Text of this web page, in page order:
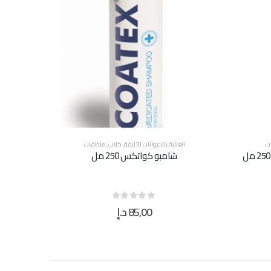
العناية بالحيوانات الأليفة,كلاب,منظفات
شامبو كواتكس 250 مل
85,00د.إ